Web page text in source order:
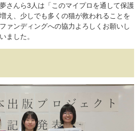
さんら3人は「このマイプロを通して保護
え、少しでも多くの猫が救われることを
ァンディングへの協力よろしくお願いし
ました。